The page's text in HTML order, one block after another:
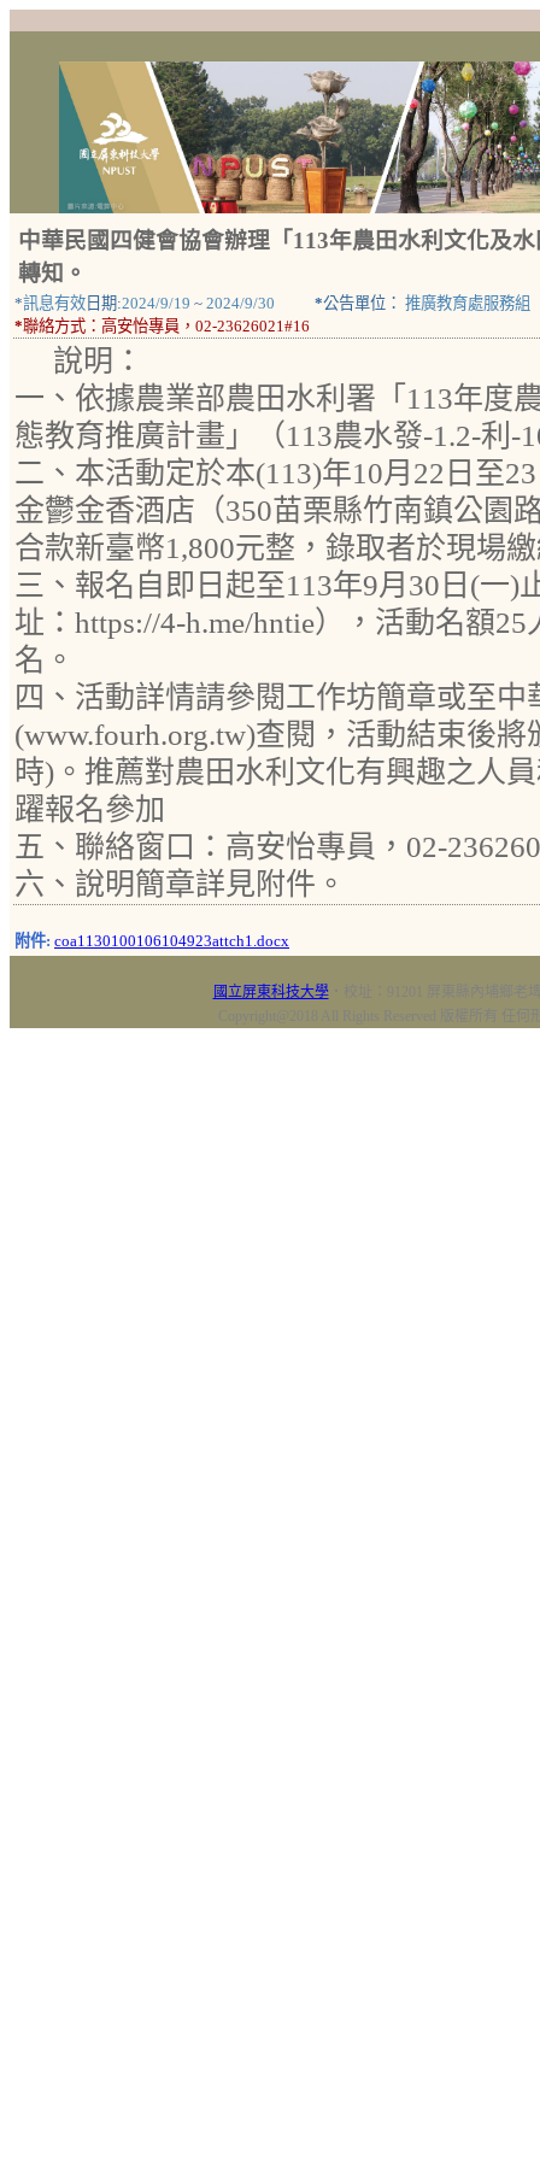
中華民國四健會協會辦理「113年農田水利文化及
轉知。
*訊息有效 日期:2024/9/19 ~ 2024/9/30 *公告單位： 推廣教育處服務組
*聯絡方式： 高安怡專員，02-23626021#16
說明：
一、依據農業部農田水利署「113年度
態教育推廣計畫」（113農水發-1.2-利-
二、本活動定於本(113)年10月22日至
金鬱金香酒店（350苗栗縣竹南鎮公園
合款新臺幣1,800元整，錄取者於現場
三、報名自即日起至113年9月30日(一)
址：https://4-h.me/hntie），活動名額
名。
四、活動詳情請參閱工作坊簡章或至
(www.fourh.org.tw)查閱，活動結束後
時)。推薦對農田水利文化有興趣之人
躍報名參加
五、聯絡窗口：高安怡專員，02-
六、說明簡章詳見附件。
附件: coa1130100106104923attch1.docx
國立屏東科技大學‧校址：91201 屏東縣內埔鄉老